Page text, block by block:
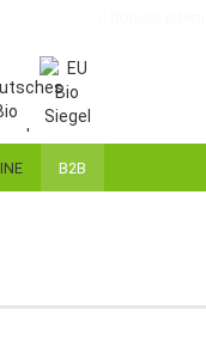
Lieferland
E-Mail
B2B